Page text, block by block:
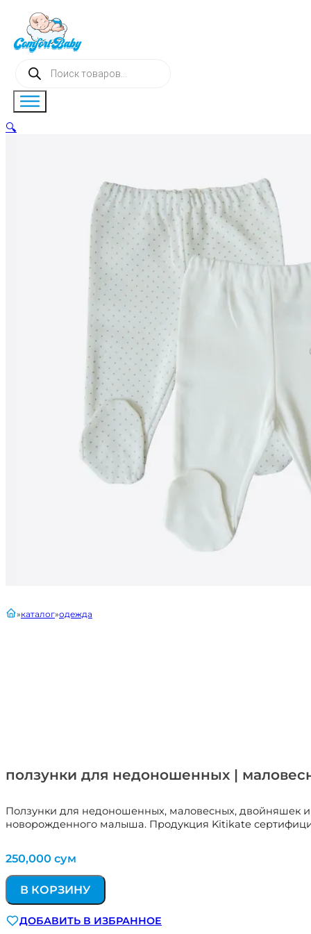
Поиск
товаров
ползунки для недоношенных |
Ползунки для недоношенных, маловесных, двойняшек и
новорожденного малыша. Продукция Kitikate
главнаякаталог одежда
250,000 сум
В КОРЗИНУ
ДОБАВИТЬ В ИЗБРАННОЕ
🔍